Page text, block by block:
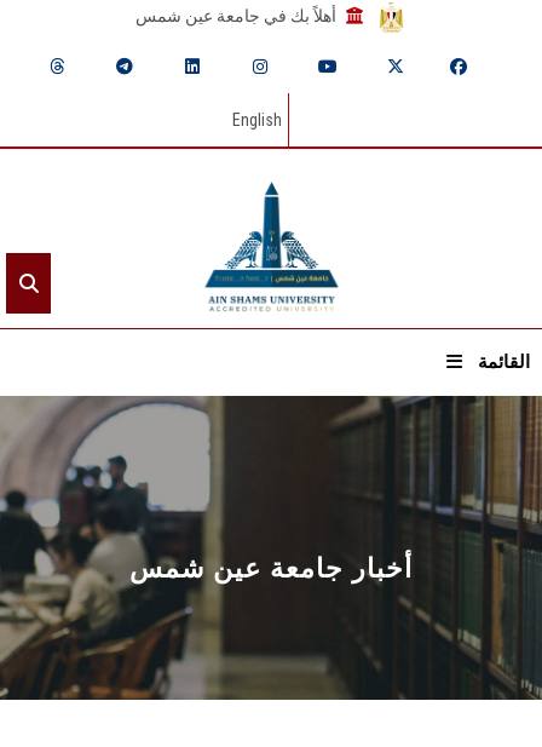
أهلاً بك في جامعة عين شمس
English
القائمة
الرئيسيـة
عن الجامعة
القطاعـات
الشئون الأكاديمية
البحث العلمي
أخبار جامعة عين شمس